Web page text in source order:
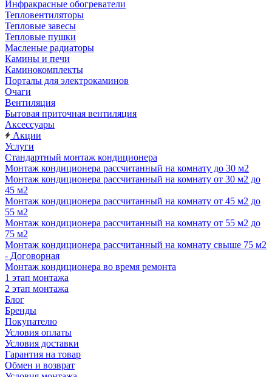
Инфракрасные обогреватели
Тепловентиляторы
Тепловые завесы
Тепловые пушки
Масленые радиаторы
Камины и печи
Каминокомплекты
Порталы для электрокаминов
Очаги
Вентиляция
Бытовая приточная вентиляция
Аксессуары
Акции
Услуги
Стандартный монтаж кондиционера
Монтаж кондиционера рассчитанный на комнату до 30 м2
Монтаж кондиционера рассчитанный на комнату от 30 м2 до
45 м2
Монтаж кондиционера рассчитанный на комнату от 45 м2 до
55 м2
Монтаж кондиционера рассчитанный на комнату от 55 м2 до
75 м2
Монтаж кондиционера рассчитанный на комнату свыше 75 м2
- Договорная
Монтаж кондиционера во время ремонта
1 этап монтажа
2 этап монтажа
Блог
Бренды
Покупателю
Условия оплаты
Условия доставки
Гарантия на товар
Обмен и возврат